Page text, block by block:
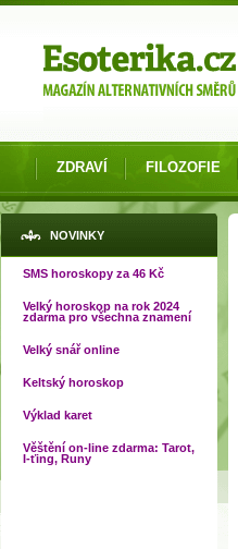
ZDRAVÍ FILOZOFIE
NOVINKY
SMS horoskopy za 46 Kč
Velký horoskop na rok 2024
zdarma pro všechna znamení
Velký snář online
Keltský horoskop
Výklad karet
Věštění on-line zdarma: Tarot,
I-ťing, Runy